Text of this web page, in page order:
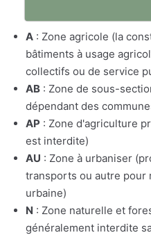
A : Zone agricole (la
bâtiments à usage
collectifs ou de service
AB : Zone de sous-
dépendant des
AP : Zone d'agriculture
est interdite)
AU : Zone à urbaniser
transports ou autre pour
urbaine)
N : Zone naturelle et
généralement interdite